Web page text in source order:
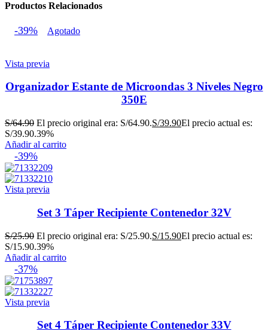
Productos Relacionados
-39% Agotado
Vista previa
Organizador Estante de Microondas 3 Niveles Negro
350E
S/64.90 El precio original era: S/64.90.S/39.90El precio actual es:
S/39.90.39%
Añadir al carrito
-39%
Vista previa
Set 3 Táper Recipiente Contenedor 32V
S/25.90 El precio original era: S/25.90.S/15.90El precio actual es:
S/15.90.39%
Añadir al carrito
-37%
Vista previa
Set 4 Táper Recipiente Contenedor 33V